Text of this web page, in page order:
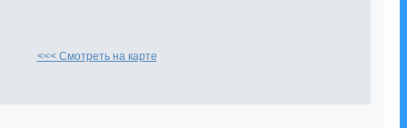
<<< Смотреть на карте